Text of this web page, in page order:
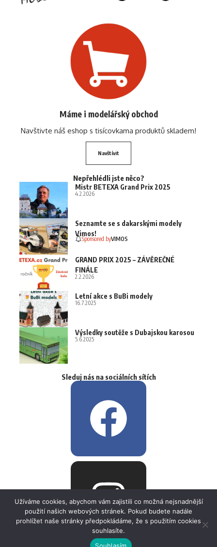
Máme i modelářský obchod
Navštivte náš eshop s tisícovkama produktů skladem!
Navštívit
Nepřehlédli jste něco?
Mistr BETEXA Grand Prix 2025
4.2.2026
Seznamte se s dakarskými modely
Vimos!
Sponsored byVIMOS
GRAND PRIX 2025 – ZÁVĚREČNÉ
FINÁLE
2.2.2026
Letní akce s BuBi modely
16.7.2025
Výsledky soutěže s Dubajskou karosou
5.6.2025
Sleduj nás na sociálních sítích
Užíváme cookies, abychom vám zajistili co možná nejsnadnější
použití našich webových stránek. Pokud budete nadále
prohlížet naše stránky předpokládáme, že s použitím cookies
souhlasíte.
Souhlasím